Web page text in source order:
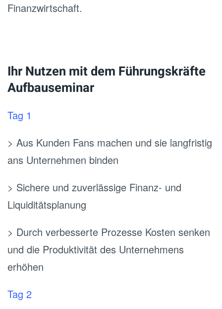
Finanzwirtschaft.
Ihr Nutzen mit dem Führungskräfte
Aufbauseminar
Tag 1
> Aus Kunden Fans machen und sie langfristig
ans Unternehmen binden
> Sichere und zuverlässige Finanz- und
Liquiditätsplanung
> Durch verbesserte Prozesse Kosten senken
und die Produktivität des Unternehmens
erhöhen
Tag 2